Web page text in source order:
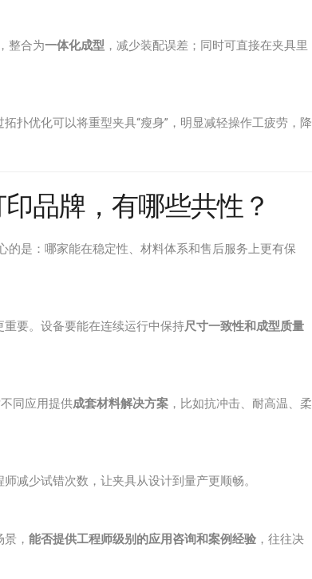
整合为一体化成型 ，减少装配误差；同时可直接在夹具里
扑优化可以将重型夹具“瘦身”，明显减轻操作工疲劳，降
品牌，有哪些共性？
的是：哪家能在稳定性、材料体系和售后服务上更有保
要。设备要能在连续运行中保持尺寸一致性和成型质量
同应用提供成套材料解决方案 ，比如抗冲击、耐高温、柔
减少试错次数，让夹具从设计到量产更顺畅。
， 能否提供工程师级别的应用咨询和案例经验 ，往往决